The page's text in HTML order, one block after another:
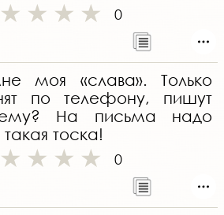
0
моя «слава». Только
по телефону, пишут
На письма надо
такая тоска!
0